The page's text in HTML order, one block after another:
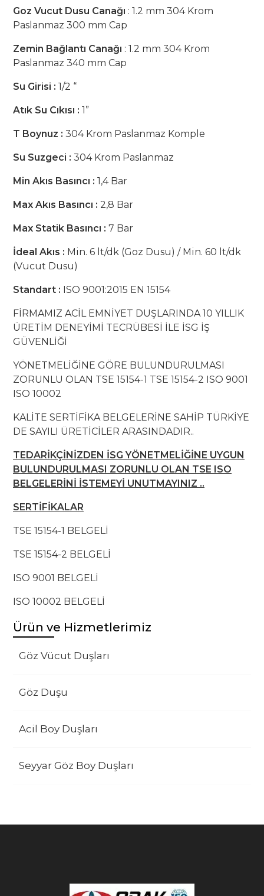
Ürün ve Hizmetlerimiz
Göz Vücut Duşları
Göz Duşu
Acil Boy Duşları
Seyyar Göz Boy Duşları
Goz Vucut Dusu Canağı : 1.2 mm 304 Krom
Paslanmaz 300 mm Cap
Zemin Bağlantı Canağı : 1.2 mm 304 Krom
Paslanmaz 340 mm Cap
Su Girisi : 1/2 “
Atık Su Cıkısı : 1”
T Boynuz : 304 Krom Paslanmaz Komple
Su Suzgeci : 304 Krom Paslanmaz
Min Akıs Basıncı : 1,4 Bar
Max Akıs Basıncı : 2,8 Bar
Max Statik Basıncı : 7 Bar
İdeal Akıs : Min. 6 lt/dk (Goz Dusu) / Min. 60 lt/dk
(Vucut Dusu)
Standart : ISO 9001:2015 EN 15154
FİRMAMIZ ACİL EMNİYET DUŞLARINDA 10 YILLIK
ÜRETİM DENEYİMİ TECRÜBESİ İLE İSG İŞ
GÜVENLİĞİ
YÖNETMELİĞİNE GÖRE BULUNDURULMASI
ZORUNLU OLAN TSE 15154-1 TSE 15154-2 ISO 9001
ISO 10002
KALİTE SERTİFİKA BELGELERİNE SAHİP TÜRKİYE
DE SAYILI ÜRETİCİLER ARASINDADIR..
TEDARİKÇİNİZDEN İSG YÖNETMELİĞİNE UYGUN
BULUNDURULMASI ZORUNLU OLAN TSE ISO
BELGELERİNİ İSTEMEYİ UNUTMAYINIZ ..
SERTİFİKALAR
TSE 15154-1 BELGELİ
TSE 15154-2 BELGELİ
ISO 9001 BELGELİ
ISO 10002 BELGELİ